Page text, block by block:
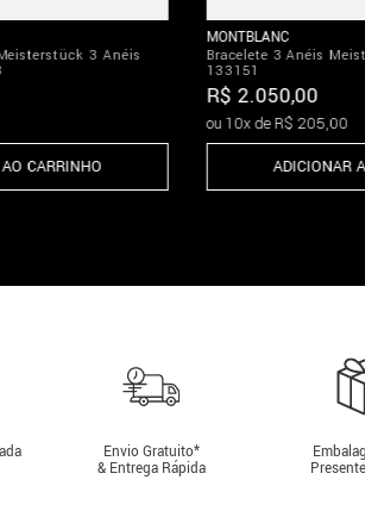
3 Anéis
CARRINHO
MONTBLANC
Bracelete 3 Anéis
133151
R$ 2.050,00
ou 10x deR$ 205,00
ADICIONAR
Envio Gratuito*
& Entrega Rápida